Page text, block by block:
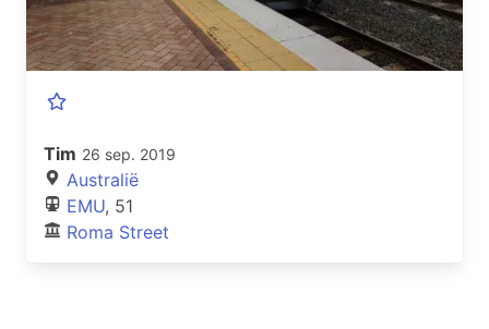
Tim 26 sep. 2019
Australië
EMU, 51
Roma Street